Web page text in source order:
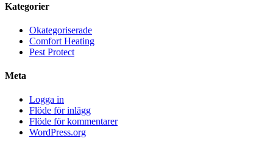
Kategorier
Okategoriserade
Comfort Heating
Pest Protect
Meta
Logga in
Flöde för inlägg
Flöde för kommentarer
WordPress.org